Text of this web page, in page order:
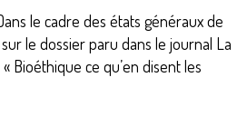
le cadre des états généraux de
le dossier paru dans le journal La
Bioéthique ce qu’en disent les